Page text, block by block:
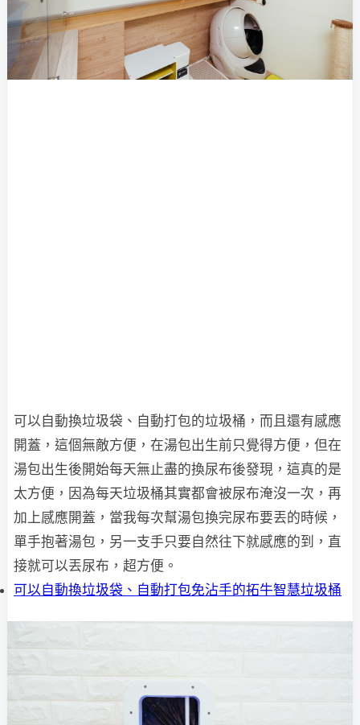
可以自動換垃圾袋、自動打包的垃圾桶，而且還有感應
開蓋，這個無敵方便，在湯包出生前只覺得方便，但在
湯包出生後開始每天無止盡的換尿布後發現，這真的是
太方便，因為每天垃圾桶其實都會被尿布淹沒一次，再
加上感應開蓋，當我每次幫湯包換完尿布要丟的時候，
單手抱著湯包，另一支手只要自然往下就感應的到，直
接就可以丟尿布，超方便。
可以自動換垃圾袋、自動打包免沾手的拓牛智慧垃圾桶